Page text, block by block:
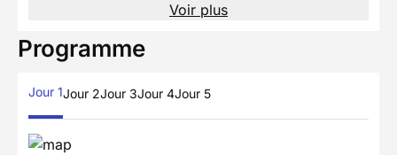
Voir plus
Programme
Jour 1Jour 2Jour 3Jour 4Jour 5